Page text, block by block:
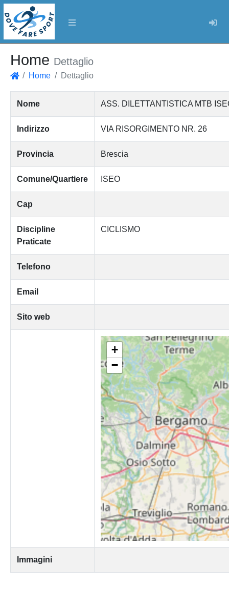
Home Dettaglio
Home Dettaglio
Nome ASS. DILETTANTISTICA MTB
Indirizzo VIA RISORGIMENTO NR. 26
Provincia Brescia
Comune/Quartiere ISEO
Cap
Discipline
Praticate
CICLISMO
Telefono
Email
Sito web
+
−
Immagini